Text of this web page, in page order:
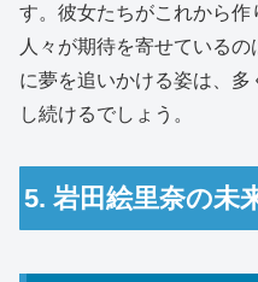
す。彼女たちがこれから
人々が期待を寄せている
に夢を追いかける姿は、
し続けるでしょう。
5. 岩田絵里奈の未